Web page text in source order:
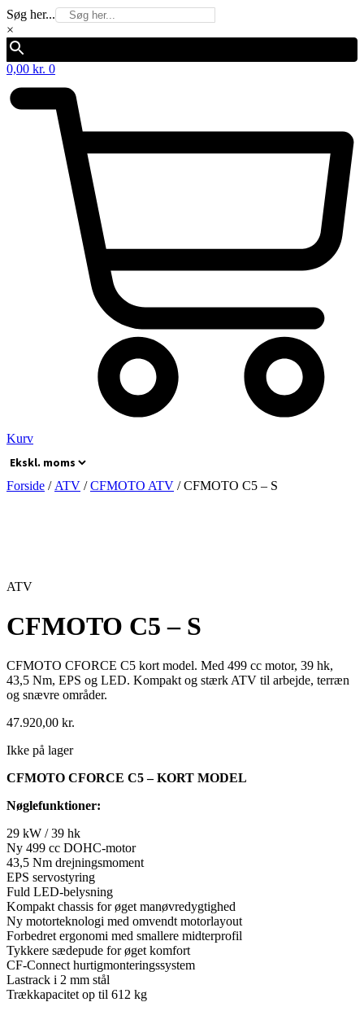
Søg her...
×
0,00 kr. 0
Kurv
Forside / ATV /CFMOTO ATV / CFMOTO C5 – S
ATV
CFMOTO C5 – S
CFMOTO CFORCE C5 kort model. Med 499 cc motor, 39 hk,
43,5 Nm, EPS og LED. Kompakt og stærk ATV til arbejde, terræn
og snævre områder.
47.920,00 kr.
Ikke på lager
CFMOTO CFORCE C5 – KORT MODEL
Nøglefunktioner:
29 kW / 39 hk
Ny 499 cc DOHC-motor
43,5 Nm drejningsmoment
EPS servostyring
Fuld LED-belysning
Kompakt chassis for øget manøvredygtighed
Ny motorteknologi med omvendt motorlayout
Forbedret ergonomi med smallere midterprofil
Tykkere sædepude for øget komfort
CF-Connect hurtigmonteringssystem
Lastrack i 2 mm stål
Trækkapacitet op til 612 kg